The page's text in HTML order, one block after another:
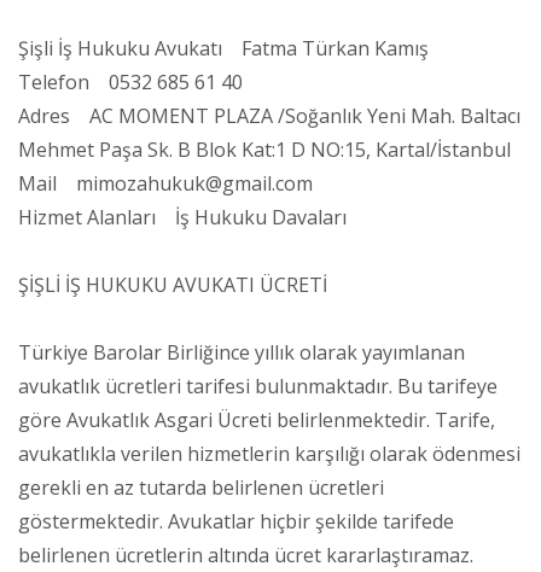
Şişli İş Hukuku Avukatı Fatma Türkan Kamış
Telefon 0532 685 61 40
Adres AC MOMENT PLAZA /Soğanlık Yeni Mah. Baltacı
Mehmet Paşa Sk. B Blok Kat:1 D NO:15, Kartal/İstanbul
Mail mimozahukuk@gmail.com
Hizmet Alanları İş Hukuku Davaları
ŞİŞLİ İŞ HUKUKU AVUKATI ÜCRETİ
Türkiye Barolar Birliğince yıllık olarak yayımlanan
avukatlık ücretleri tarifesi bulunmaktadır. Bu tarifeye
göre Avukatlık Asgari Ücreti belirlenmektedir. Tarife,
avukatlıkla verilen hizmetlerin karşılığı olarak ödenmesi
gerekli en az tutarda belirlenen ücretleri
göstermektedir. Avukatlar hiçbir şekilde tarifede
belirlenen ücretlerin altında ücret kararlaştıramaz.